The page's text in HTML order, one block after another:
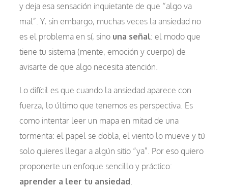
y deja esa sensación inquietante de que “algo va
mal”. Y, sin embargo, muchas veces la ansiedad no
es el problema en sí, sino una señal: el modo que
tiene tu sistema (mente, emoción y cuerpo) de
avisarte de que algo necesita atención.
Lo difícil es que cuando la ansiedad aparece con
fuerza, lo último que tenemos es perspectiva. Es
como intentar leer un mapa en mitad de una
tormenta: el papel se dobla, el viento lo mueve y tú
solo quieres llegar a algún sitio “ya”. Por eso quiero
proponerte un enfoque sencillo y práctico:
aprender a leer tu ansiedad